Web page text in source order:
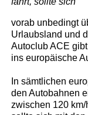
vorab unbedingt
Urlaubsland und
Autoclub ACE
ins europäische
In sämtlichen
den Autobahnen
zwischen 120